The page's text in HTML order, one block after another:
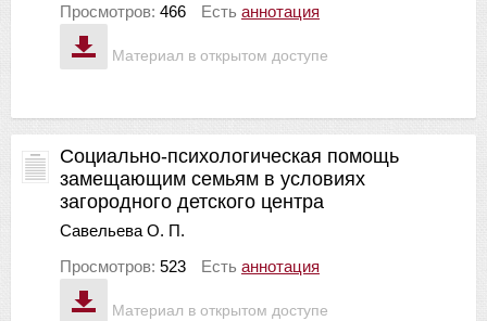
Материал в открытом доступе
Просмотров: 466 Есть аннотация
Материал в открытом доступе
Социально-психологическая помощь
замещающим семьям в условиях
загородного детского центра
Савельева О. П.
Просмотров: 523 Есть аннотация